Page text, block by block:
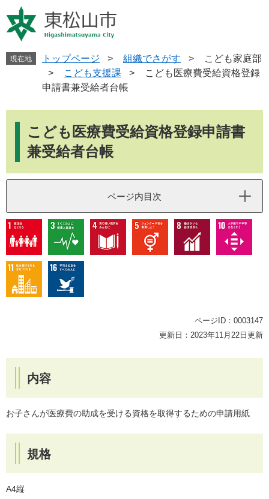
ー
ジ
ニ
ュ
現在地 トップページ > 組織でさがす >
こども家庭部
>
こども支援課 >
こども医療費受給資格登録
申請書兼受給者台帳
こども医療費受給資格登録申請書
兼受給者台帳
ページ内目次
ページID：0003147
更新日：2023年11月22日更新
内容
お子さんが医療費の助成を受ける資格を取得するための申請用紙
規格
A4縦